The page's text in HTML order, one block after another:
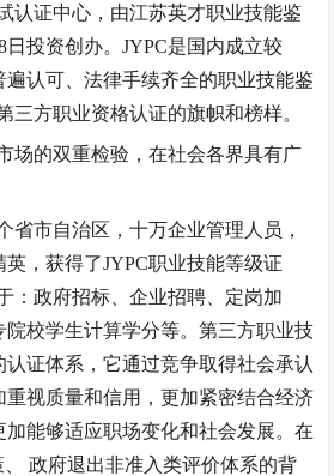
认证中心，由江苏英才职业技能鉴
日投资创办。JYPC是国内成立较
认可、法律手续齐全的职业技能鉴
三方职业资格认证的旗帜和榜样。
场的双重检验，在社会各界具有广
省市自治区，十万企业管理人员，
，获得了JYPC职业技能等级证
：政府招标、企业招聘、定岗加
校学生计算学分等。第三方职业技
证体系，它通过竞争取得社会承认
视质量和信用，更加紧密结合经济
能够适应职场变化和社会发展。在
政府退出非准入类评价体系的背